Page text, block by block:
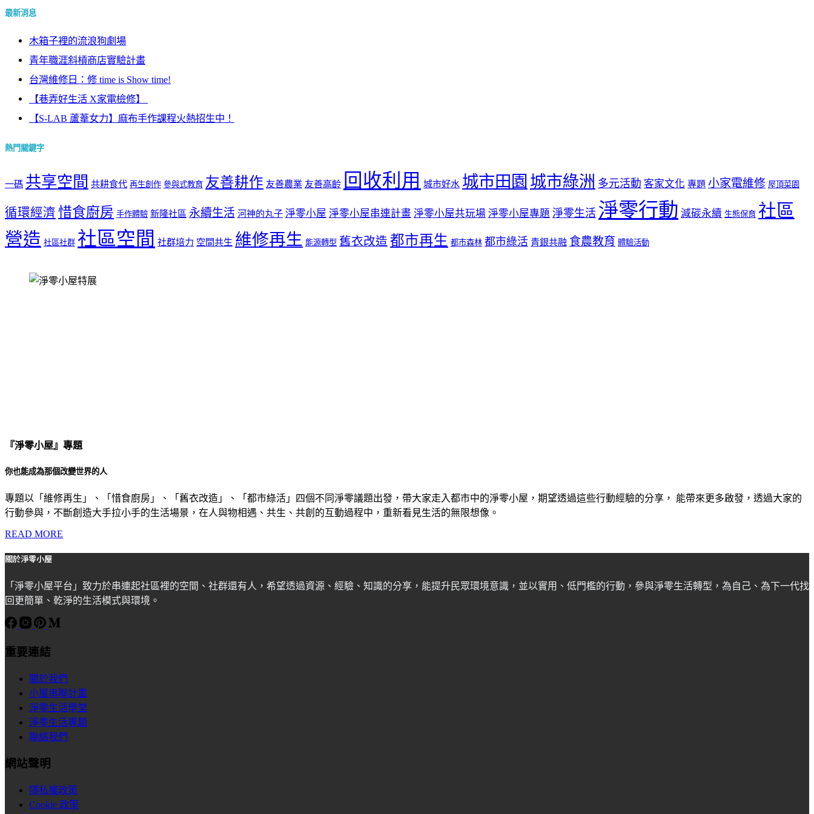
最新消息
木箱子裡的流浪狗劇場
青年職涯斜槓商店實驗計畫
台灣維修日：修 time is Show time!
【巷弄好生活 X家電檢修】 ​
【S-LAB 蘆葦女力】麻布手作課程火熱招生中！
熱門關鍵字
一碼 共享空間 共耕食代 再生創作 參與式教育 友善耕作 友善農業 友善高齡 回收利用 城市好水 城市田園 城市綠洲 多元活動 客家文化 專題 小家電維修 屋頂菜園
循環經濟 惜食廚房 手作體驗 新隆社區 永續生活 河神的丸子 淨零小屋 淨零小屋串連計畫 淨零小屋共玩場 淨零小屋專題 淨零生活 淨零行動 減碳永續 生態保育 社區
營造 社區社群 社區空間 社群培力 空間共生 維修再生 能源轉型 舊衣改造 都市再生 都市森林 都市綠活 青銀共融 食農教育 體驗活動
『淨零小屋』專題
你也能成為那個改變世界的人
專題以「維修再生」、「惜食廚房」、「舊衣改造」、「都市綠活」四個不同淨零議題出發，帶大家走入都市中的淨零小屋，期望透過這些行動經驗的分享， 能帶來更多啟發，透過大家的
行動參與，不斷創造大手拉小手的生活場景，在人與物相遇、共生、共創的互動過程中，重新看見生活的無限想像。
READ MORE
關於淨零小屋
「淨零小屋平台」致力於串連起社區裡的空間、社群還有人，希望透過資源、經驗、知識的分享，能提升民眾環境意識，並以實用、低門檻的行動，參與淨零生活轉型，為自己、為下一代找
回更簡單、乾淨的生活模式與環境。
重要連結
關於我們
小屋串聯計畫
淨零生活學堂
淨零生活專題
聯絡我們
網站聲明
隱私權政策
Cookie 政策